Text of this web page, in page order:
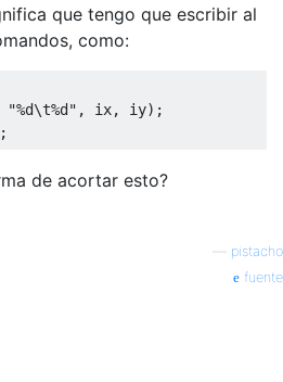
que tengo que escribir al
como:
"%d\t%d" , ix, iy);
de acortar esto?
pistacho
fuente